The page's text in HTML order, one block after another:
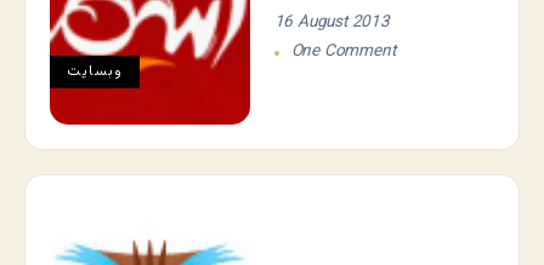
وبسایت
16 August 2013
One Comment